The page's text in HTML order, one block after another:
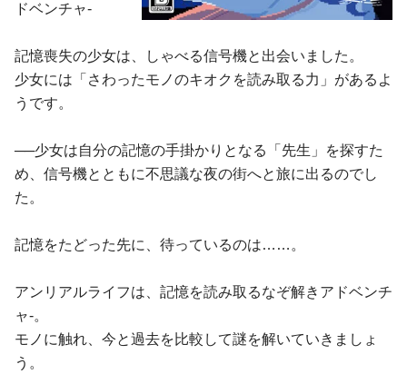
ドベンチャ-
記憶喪失の少女は、しゃべる信号機と出会いました。
少女には「さわったモノのキオクを読み取る力」があるよ
うです。
──少女は自分の記憶の手掛かりとなる「先生」を探すた
め、信号機とともに不思議な夜の街へと旅に出るのでし
た。
記憶をたどった先に、待っているのは……。
アンリアルライフは、記憶を読み取るなぞ解きアドベンチ
ャ-。
モノに触れ、今と過去を比較して謎を解いていきましょ
う。